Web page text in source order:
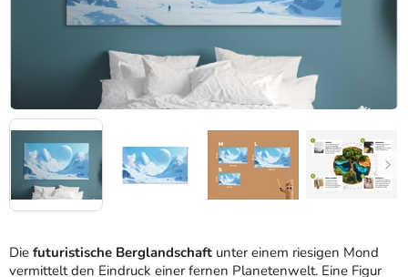
Die futuristische Berglandschaft unter einem riesigen Mond
vermittelt den Eindruck einer fernen Planetenwelt. Eine Figur